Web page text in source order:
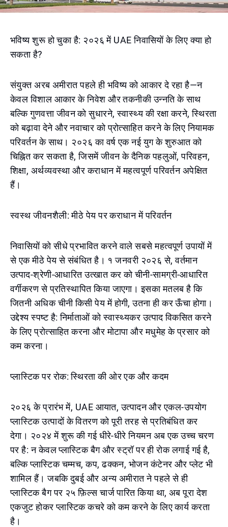
भविष्य शुरू हो चुका है: २०२६ में UAE निवासियों के लिए क्या हो
सकता है?
संयुक्त अरब अमीरात पहले ही भविष्य को आकार दे रहा है—न
केवल विशाल आकार के निवेश और तकनीकी उन्नति के साथ
बल्कि गुणवत्ता जीवन को सुधारने, स्वास्थ्य की रक्षा करने, स्थिरता
को बढ़ावा देने और नवाचार को प्रोत्साहित करने के लिए नियामक
परिवर्तन के साथ। २०२६ का वर्ष एक नई युग के शुरुआत को
चिह्नित कर सकता है, जिसमें जीवन के दैनिक पहलुओं, परिवहन,
शिक्षा, अर्थव्यवस्था और कराधान में महत्वपूर्ण परिवर्तन अपेक्षित
हैं।
स्वस्थ जीवनशैली: मीठे पेय पर कराधान में परिवर्तन
निवासियों को सीधे प्रभावित करने वाले सबसे महत्वपूर्ण उपायों में
से एक मीठे पेय से संबंधित है। १ जनवरी २०२६ से, वर्तमान
उत्पाद-श्रेणी-आधारित उत्खात कर को चीनी-सामग्री-आधारित
वर्गीकरण से प्रतिस्थापित किया जाएगा। इसका मतलब है कि
जितनी अधिक चीनी किसी पेय में होगी, उतना ही कर ऊँचा होगा।
उद्देश्य स्पष्ट है: निर्माताओं को स्वास्थ्यकर उत्पाद विकसित करने
के लिए प्रोत्साहित करना और मोटापा और मधुमेह के प्रसार को
कम करना।
प्लास्टिक पर रोक: स्थिरता की ओर एक और कदम
२०२६ के प्रारंभ में, UAE आयात, उत्पादन और एकल-उपयोग
प्लास्टिक उत्पादों के वितरण को पूरी तरह से प्रतिबंधित कर
देगा। २०२४ में शुरू की गई धीरे-धीरे नियमन अब एक उच्च चरण
पर है: न केवल प्लास्टिक बैग और स्ट्रॉ पर ही रोक लगाई गई है,
बल्कि प्लास्टिक चम्मच, कप, ढक्कन, भोजन कंटेनर और प्लेट भी
शामिल हैं। जबकि दुबई और अन्य अमीरात ने पहले से ही
प्लास्टिक बैग पर २५ फ़िल्स चार्ज पारित किया था, अब पूरा देश
एकजुट होकर प्लास्टिक कचरे को कम करने के लिए कार्य करता
है।